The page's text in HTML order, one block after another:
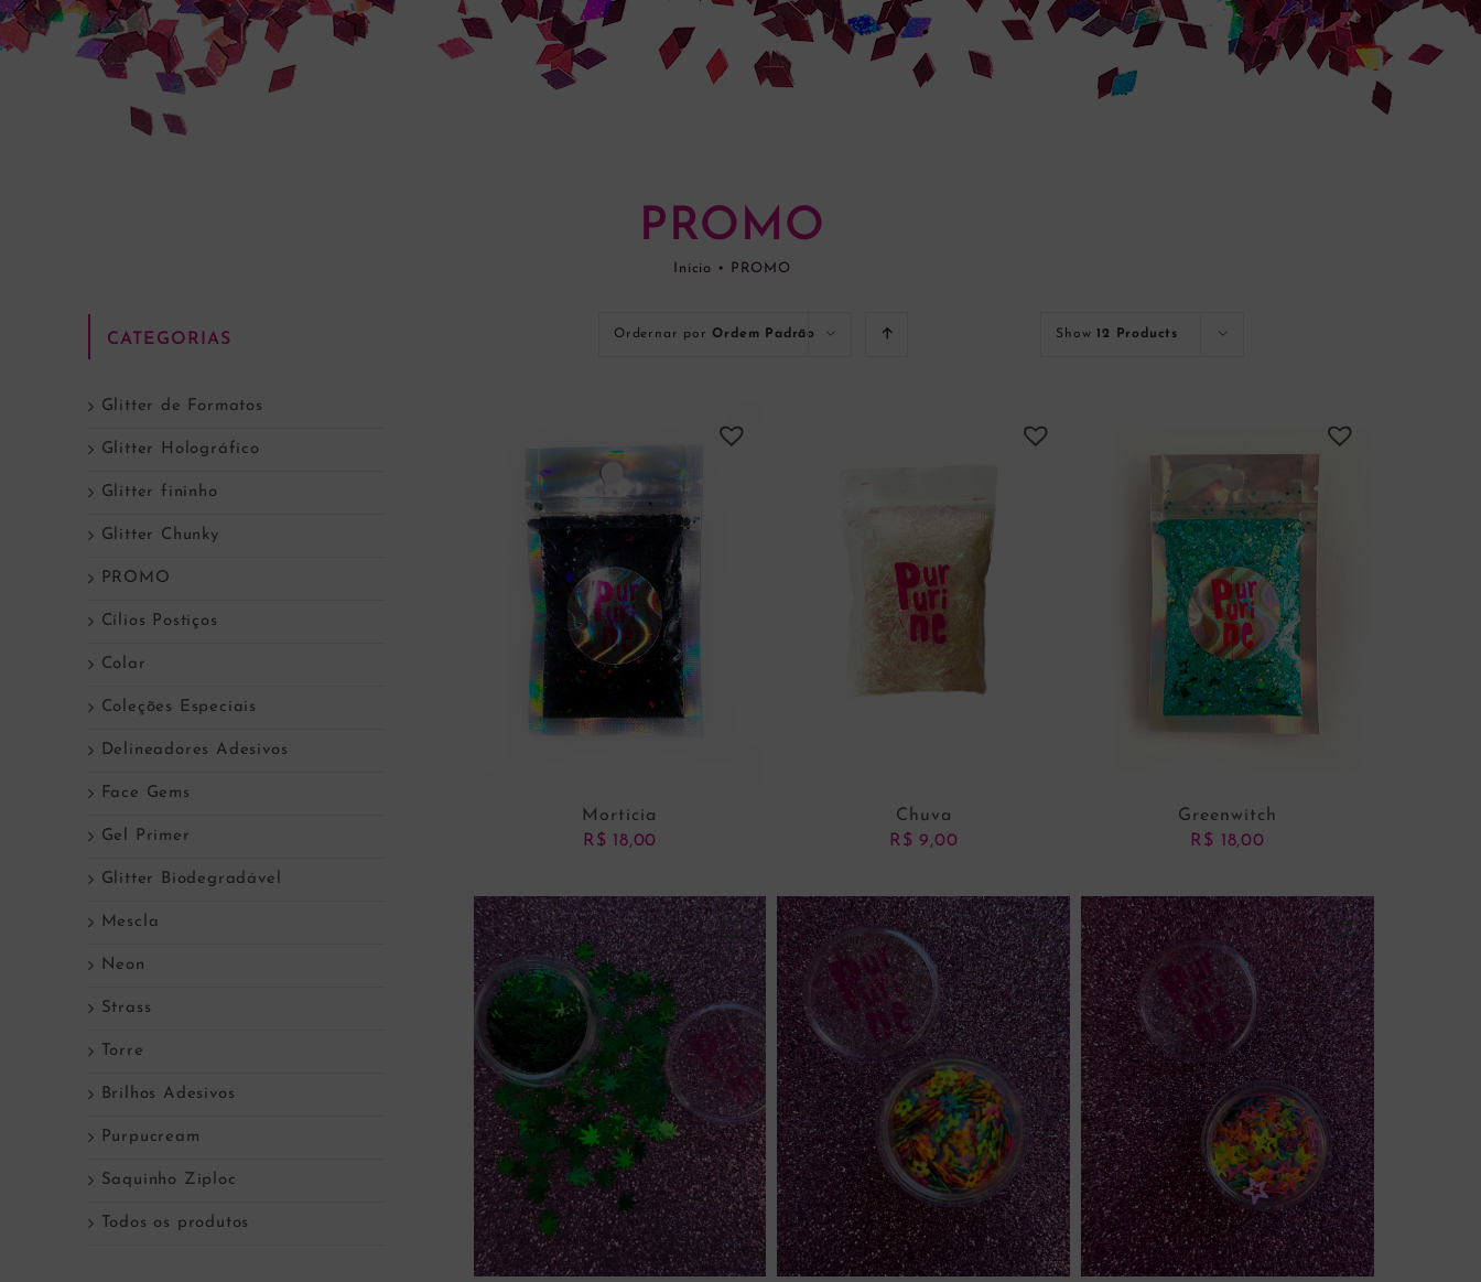
PROMO
Início • PROMO
Ordernar porOrdem Padrão Show12 Products
ADICIONAR AO CARRINHO
Morticia
R$ 18,00
ADICIONAR AO CARRINHO
Chuva
R$ 9,00
ADICIONAR AO CARRINHO
Greenwitch
R$ 18,00
CATEGORIAS
Glitter de Formatos
Glitter Holográfico
Glitter fininho
Glitter Chunky
PROMO
Cílios Postiços
Colar
Coleções Especiais
Delineadores Adesivos
Face Gems
Gel Primer
Glitter Biodegradável
Mescla
Neon
Strass
Torre
Brilhos Adesivos
Purpucream
Saquinho Ziploc
Todos os produtos